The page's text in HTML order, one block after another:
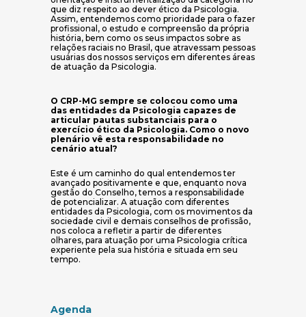
que diz respeito ao dever ético da Psicologia.
Assim, entendemos como prioridade para o fazer
profissional, o estudo e compreensão da própria
história, bem como os seus impactos sobre as
relações raciais no Brasil, que atravessam pessoas
usuárias dos nossos serviços em diferentes áreas
de atuação da Psicologia.
O CRP-MG sempre se colocou como uma
das entidades da Psicologia capazes de
articular pautas substanciais para o
exercício ético da Psicologia. Como o novo
plenário vê esta responsabilidade no
cenário atual?
Este é um caminho do qual entendemos ter
avançado positivamente e que, enquanto nova
gestão do Conselho, temos a responsabilidade
de potencializar. A atuação com diferentes
entidades da Psicologia, com os movimentos da
sociedade civil e demais conselhos de profissão,
nos coloca a refletir a partir de diferentes
olhares, para atuação por uma Psicologia crítica
experiente pela sua história e situada em seu
tempo.
Agenda